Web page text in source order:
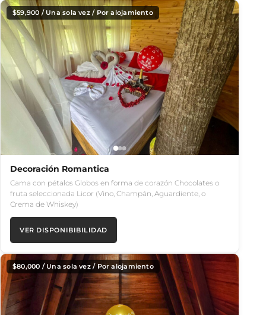
$59,900 / Una sola vez / Por alojamiento
Decoración Romantica
Cama con pétalos Globos en forma de corazón Chocolates o
fruta seleccionada Licor (Vino, Champán, Aguardiente, o
Crema de Whiskey)
VER DISPONIBIBILIDAD
$80,000 / Una sola vez / Por alojamiento